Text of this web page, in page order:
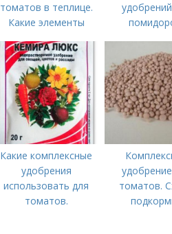
томатов в теплице.
Какие элементы
особенности их
внесения
удобрения
Какие комплексные
удобрения
использовать для
томатов.
томатов.